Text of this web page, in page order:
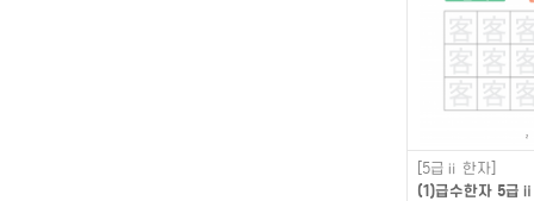
[5급ⅱ 한자]
(1)급수한자 5급